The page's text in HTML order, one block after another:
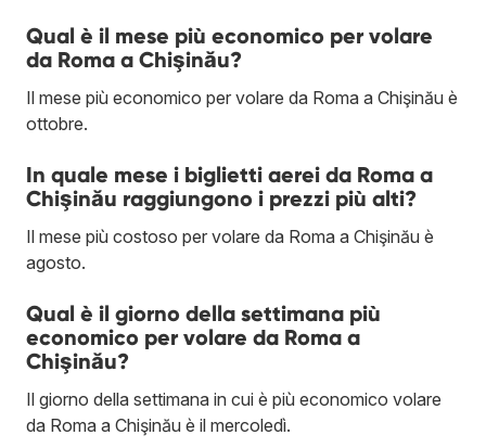
Qual è il mese più economico per volare
da Roma a Chişinău?
Il mese più economico per volare da Roma a Chişinău è
ottobre.
In quale mese i biglietti aerei da Roma a
Chişinău raggiungono i prezzi più alti?
Il mese più costoso per volare da Roma a Chişinău è
agosto.
Qual è il giorno della settimana più
economico per volare da Roma a
Chişinău?
Il giorno della settimana in cui è più economico volare
da Roma a Chişinău è il mercoledì.